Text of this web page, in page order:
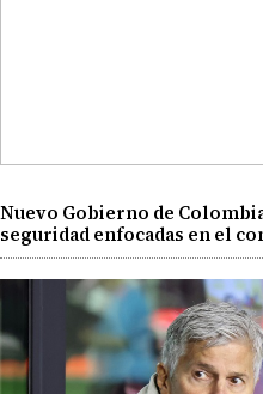
Nuevo Gobierno de
seguridad enfocadas en el